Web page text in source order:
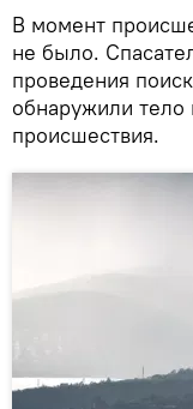
В момент
не было.
проведения
обнаружили тело
происшествия.